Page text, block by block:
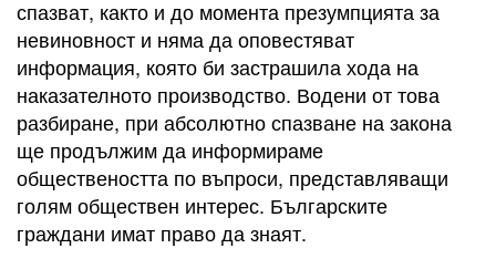
спазват, както и до момента презумпцията за
невиновност и няма да оповестяват
информация, която би застрашила хода на
наказателното производство. Водени от това
разбиране, при абсолютно спазване на закона
ще продължим да информираме
обществеността по въпроси, представляващи
голям обществен интерес. Българските
граждани имат право да знаят.